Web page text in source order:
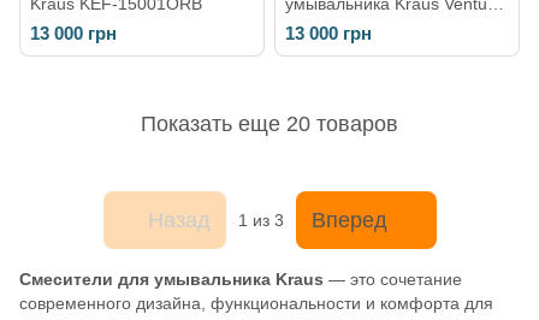
13 000 грн
KEF-15001CH
13 000 грн
Показать еще 20 товаров
Назад 1 из 3 Вперед
Смесители для умывальника Kraus — это сочетание
современного дизайна, функциональности и комфорта для